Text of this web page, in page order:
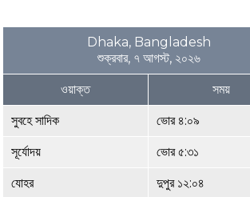
Dhaka, Bangladesh
শুক্রবার, ৭ আগস্ট, ২০২৬
ওয়াক্ত সময়
সুবহে সাদিক ভোর ৪:০৯
সূর্যোদয় ভোর ৫:৩১
যোহর দুপুর ১২:০৪